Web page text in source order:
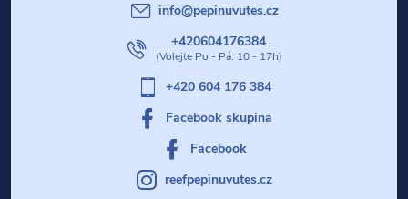
info@pepinuvutes.cz
+420604176384
+420 604 176 384
Facebook skupina
Facebook
reefpepinuvutes.cz